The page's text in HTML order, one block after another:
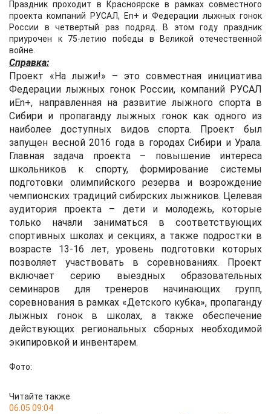
Праздник проходит в Красноярске в рамках совместного
проекта компаний РУСАЛ, En+ и Федерации лыжных гонок
России в четвертый раз подряд. В этом году праздник
приурочен к 75-летию победы в Великой отечественной
войне.
Справка:
Проект «На лыжи!» – это совместная инициатива
Федерации лыжных гонок России, компаний РУСАЛ
иEn+, направленная на развитие лыжного спорта в
Сибири и пропаганду лыжных гонок как одного из
наиболее доступных видов спорта. Проект был
запущен весной 2016 года в городах Сибири и Урала.
Главная задача проекта – повышение интереса
школьников к спорту, формирование системы
подготовки олимпийского резерва и возрождение
чемпионских традиций сибирских лыжников. Целевая
аудитория проекта – дети и молодежь, которые
только начали заниматься в соответствующих
спортивных школах и секциях, а также подростки в
возрасте 13-16 лет, уровень подготовки которых
позволяет участвовать в соревнованиях. Проект
включает серию выездных образовательных
семинаров для тренеров начинающих групп,
соревнования в рамках «Детского кубка», пропаганду
лыжных гонок в школах, а также обеспечение
действующих региональных сборных необходимой
экипировкой и инвентарем.
Фото:
Читайте также
06.05 09:04